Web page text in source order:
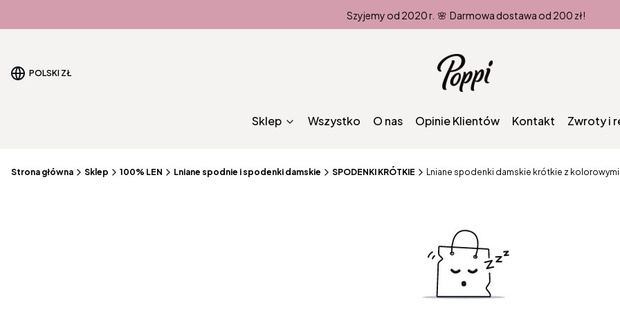
Szyjemy od 2020 r. 🌸 Darmowa dostawa od 200 zł!
POLSKI ZŁ
Sklep Wszystko O nas Opinie Klientów Kontakt Zwroty i
Strona główna Sklep 100% LEN Lniane spodnie i spodenki damskie SPODENKI KRÓTKIE Lniane spodenki damskie krótkie z